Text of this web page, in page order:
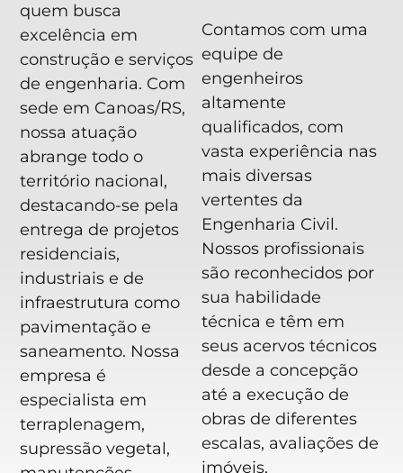
quem busca
excelência em
construção e serviços
de engenharia. Com
sede em Canoas/RS,
nossa atuação
abrange todo o
território nacional,
destacando-se pela
entrega de projetos
residenciais,
industriais e de
infraestrutura como
pavimentação e
saneamento. Nossa
empresa é
especialista em
terraplenagem,
supressão vegetal,
Contamos com uma
equipe de
engenheiros
altamente
qualificados, com
vasta experiência nas
mais diversas
vertentes da
Engenharia Civil.
Nossos profissionais
são reconhecidos por
sua habilidade
técnica e têm em
seus acervos técnicos
desde a concepção
até a execução de
obras de diferentes
escalas, avaliações de
imóveis,